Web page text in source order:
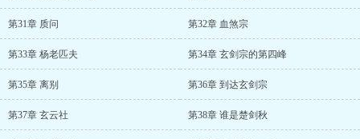
第31章 质问 第32章 血煞宗
第33章 杨老匹夫 第34章 玄剑宗的第四峰
第35章 离别 第36章 到达玄剑宗
第37章 玄云社 第38章 谁是楚剑秋